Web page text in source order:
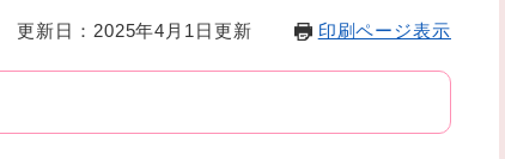
更新日：2025年4月1日更新 印刷ページ表示